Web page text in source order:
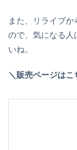
また、
リライブ
ので、気になる人
いね。
＼販売ページはこ